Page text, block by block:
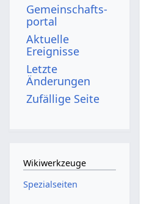
Gemeinschafts­
portal
Aktuelle
Ereignisse
Letzte
Änderungen
Zufällige Seite
Wikiwerkzeuge
Spezialseiten